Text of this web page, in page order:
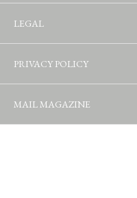
LEGAL
PRIVACY POLICY
MAIL MAGAZINE